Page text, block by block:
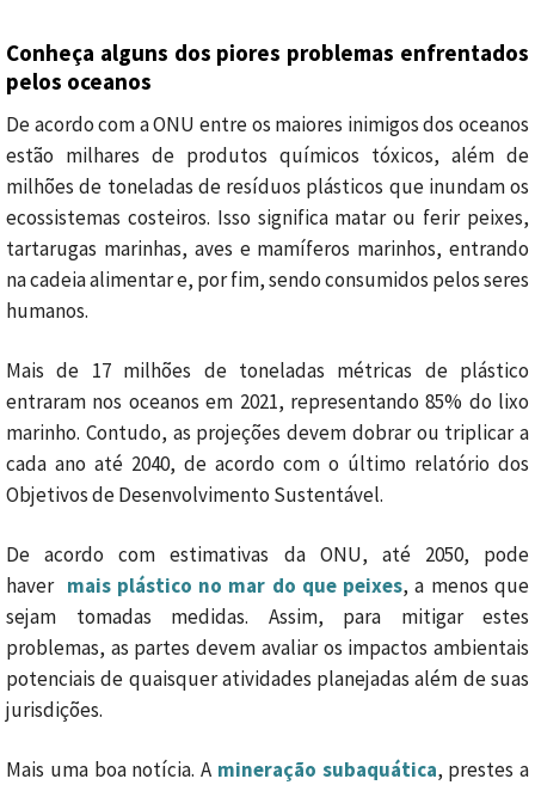
Conheça alguns dos piores problemas enfrentados
pelos oceanos
De acordo com a ONU entre os maiores inimigos dos oceanos
estão milhares de produtos químicos tóxicos, além de
milhões de toneladas de resíduos plásticos que inundam os
ecossistemas costeiros. Isso significa matar ou ferir peixes,
tartarugas marinhas, aves e mamíferos marinhos, entrando
na cadeia alimentar e, por fim, sendo consumidos pelos seres
humanos.
Mais de 17 milhões de toneladas métricas de plástico
entraram nos oceanos em 2021, representando 85% do lixo
marinho. Contudo, as projeções devem dobrar ou triplicar a
cada ano até 2040, de acordo com o último relatório dos
Objetivos de Desenvolvimento Sustentável.
De acordo com estimativas da ONU, até 2050, pode
haver mais plástico no mar do que peixes, a menos que
sejam tomadas medidas. Assim, para mitigar estes
problemas, as partes devem avaliar os impactos ambientais
potenciais de quaisquer atividades planejadas além de suas
jurisdições.
Mais uma boa notícia. A mineração subaquática, prestes a